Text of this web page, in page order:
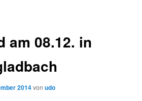
am 08.12. in
2014vonudo